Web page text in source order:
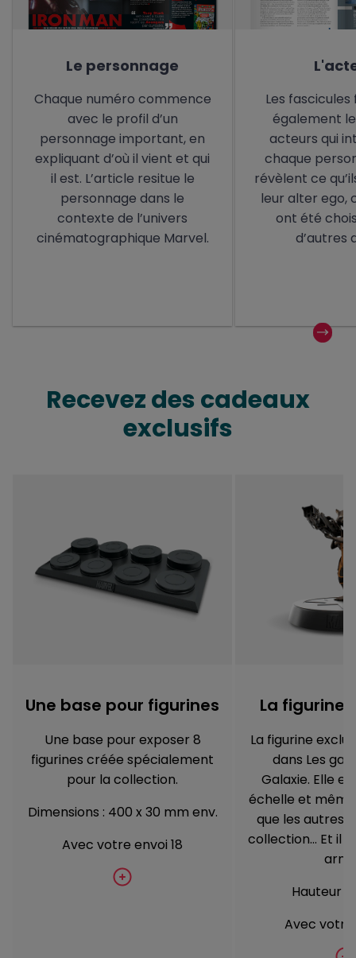
Le personnage
Chaque numéro commence
avec le profil d’un
personnage important, en
expliquant d’où il vient et qui
il est. L’article resitue le
personnage dans le
contexte de l’univers
cinématographique Marvel.
Les
également
acteurs qui
chaque
révèlent ce
leur alter ego,
ont été
d’autres
Recevez des cadeaux
exclusifs
Une base pour figurines
Une base pour exposer 8
figurines créée spécialement
pour la collection.
Dimensions : 400 x 30 mm env.
Avec votre envoi 18
La figurine
La figurine
dans Les
Galaxie. Elle
échelle et
que les autres
collection… Et il
Hauteur :
Avec votre